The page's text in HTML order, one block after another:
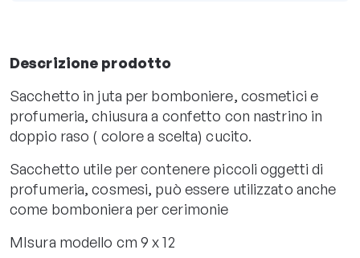
Descrizione prodotto
Sacchetto in juta per bomboniere, cosmetici e
profumeria, chiusura a confetto con nastrino in
doppio raso ( colore a scelta) cucito.
Sacchetto utile per contenere piccoli oggetti di
profumeria, cosmesi, può essere utilizzato anche
come bomboniera per cerimonie
MIsura modello cm 9 x 12